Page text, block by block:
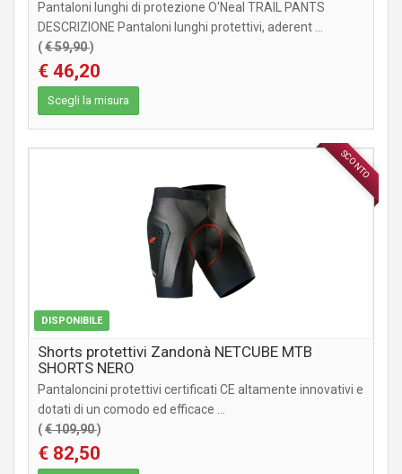
Pantaloni lunghi di protezione O'Neal TRAIL PANTS
DESCRIZIONE Pantaloni lunghi protettivi, aderent ...
(€ 59,90)
€ 46,20
Scegli la misura
SCONTO
DISPONIBILE
ABBIGLIAMENTO
Shorts protettivi Zandonà NETCUBE MTB
SHORTS NERO
Pantaloncini protettivi certificati CE altamente innovativi e
dotati di un comodo ed efficace ...
(€ 109,90)
€ 82,50